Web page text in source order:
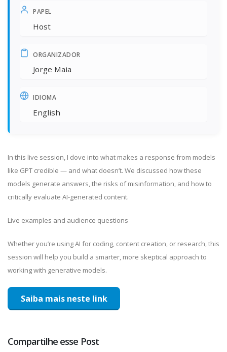
PAPEL
Host
ORGANIZADOR
Jorge Maia
IDIOMA
English
In this live session, I dove into what makes a response from models
like GPT credible — and what doesn’t. We discussed how these
models generate answers, the risks of misinformation, and how to
critically evaluate AI-generated content.
Live examples and audience questions
Whether you’re using AI for coding, content creation, or research, this
session will help you build a smarter, more skeptical approach to
working with generative models.
Saiba mais neste link
Compartilhe esse Post